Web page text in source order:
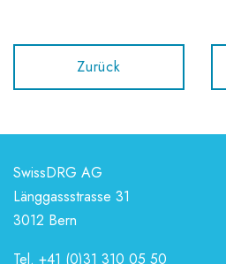
Zurück
SwissDRG AG
Länggassstrasse 31
3012 Bern
Tel. +41 (0)31 310 05 50